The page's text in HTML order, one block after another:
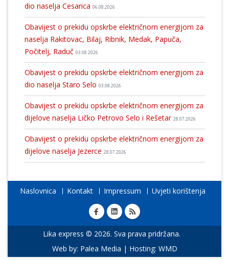
dio naselja Cesarica 06.08.2026
Obavijest o prekidu opskrbe električnom energijom za
naselja Rakitovac, Bilaj, Ribnik, Medak, Papuča,
Počitelj, Raduč 03.08.2026
Obavijest o prekidu opskrbe električnom energijom za
dio naselja Staro Selo 03.08.2026
Obavijest o prekidu opskrbe električnom energijom za
dijelove naselja Ličko Petrovo Selo i Rešetar 28.07.2026
Obavijest o prekidu opskrbe električnom energijom za
dijelove naselja Jezerce 28.07.2026
Naslovnica Kontakt Impressum Uvjeti korištenja
Lika express © 2026. Sva prava pridržana.
Web by: Palea Media | Hosting: WMD